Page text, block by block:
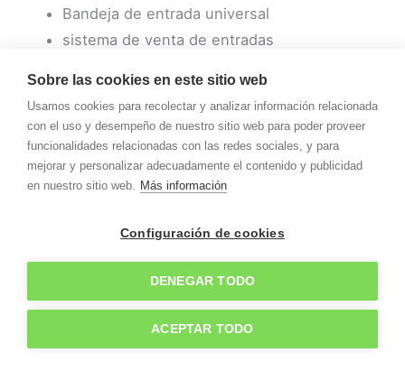
Bandeja de entrada universal
sistema de venta de entradas
filtros de spam
Mensajes estandarizados
Piezas juntas
Copiar/pegar imágenes en mensajes
Historial de conversación
Aplicaciones para iPhone y Android
Reporte de desempeño
Precios de LiveAgent :
Sobre las cookies en este sitio web
Usamos cookies para recolectar y analizar información relacionada
con el uso y desempeño de nuestro sitio web para poder proveer
funcionalidades relacionadas con las redes sociales, y para
mejorar y personalizar adecuadamente el contenido y publicidad
en nuestro sitio web. Más información
Configuración de cookies
DENEGAR TODO
ACEPTAR TODO